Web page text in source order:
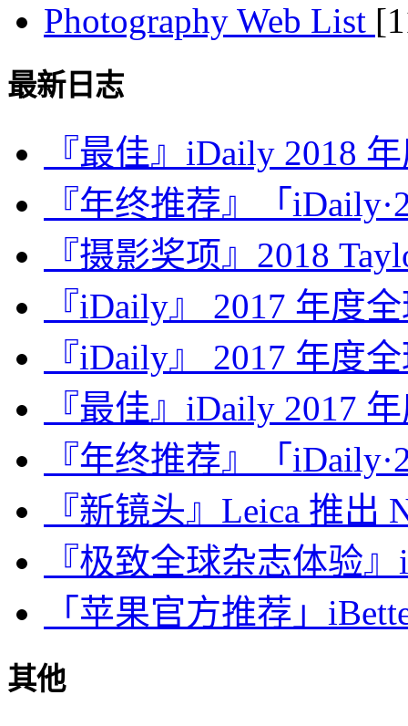
Photography Web List
最新日志
『最佳』iDaily 2018
『年终推荐』「
『摄影奖项』2018
『iDaily』 2017 年度
『iDaily』 2017 年度
『最佳』iDaily 2017
『年终推荐』「
『新镜头』Leica 推出
『极致全球杂志体验
「苹果官方推荐」
其他